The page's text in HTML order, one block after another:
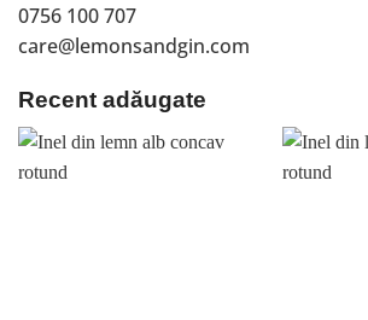
0756 100 707
care@lemonsandgin.com
Recent adăugate